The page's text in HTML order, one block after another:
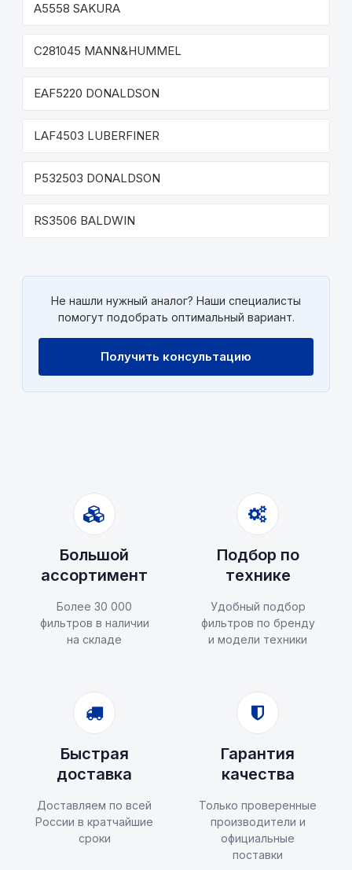
A5558 SAKURA
C281045 MANN&HUMMEL
EAF5220 DONALDSON
LAF4503 LUBERFINER
P532503 DONALDSON
RS3506 BALDWIN
Не нашли нужный аналог? Наши специалисты
помогут подобрать оптимальный вариант.
Получить консультацию
Большой
ассортимент
Более 30 000
фильтров в наличии
на складе
Подбор по
технике
Удобный подбор
фильтров по бренду
и модели техники
Быстрая
доставка
Доставляем по всей
России в кратчайшие
сроки
Гарантия
качества
Только проверенные
производители и
официальные
поставки